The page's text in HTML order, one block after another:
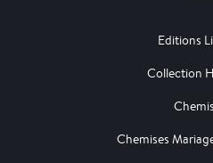
Editions
Collection
Chemises